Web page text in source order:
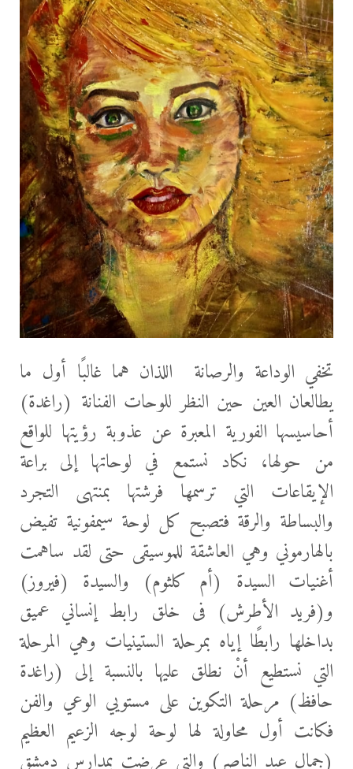
تخفي الوداعة والرصانة اللذان هما غالبًا أول ما
يطالعان العين حين النظر للوحات الفنانة (راغدة)
أحاسيسها الفورية المعبرة عن عذوبة رؤيتها للواقع
من حولها، نكاد نستمع في لوحاتها إلى براعة
الإيقاعات التي ترسمها فرشتها بمنتهى التجرد
والبساطة والرقة فتصبح كل لوحة سيمفونية تفيض
بالهارموني وهي العاشقة للموسيقى حتى لقد ساهمت
أغنيات السيدة (أم كلثوم) والسيدة (فيروز)
و(فريد الأطرش) فى خلق رابط إنساني عميق
بداخلها رابطًا إياه بمرحلة الستينيات وهي المرحلة
التي نستطيع أنْ نطلق عليها بالنسبة إلى (راغدة
حافظ) مرحلة التكوين على مستويي الوعي والفن
فكانت أول محاولة لها لوحة لوجه الزعيم العظيم
(جمال عبد الناصر) والتي عرضت بمدارس دمشق